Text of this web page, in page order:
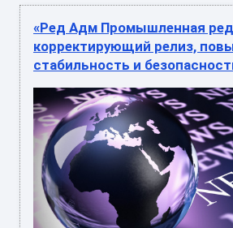
«Ред Адм Промышленная
корректирующий релиз,
стабильность и